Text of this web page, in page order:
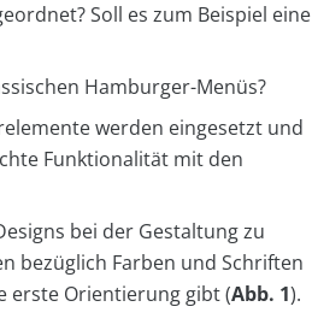
Soll es zum Beispiel eine
Hamburger-Menüs?
werden eingesetzt und
Funktionalität mit den
bei der Gestaltung zu
bezüglich Farben und Schriften
erste Orientierung gibt (Abb. 1).